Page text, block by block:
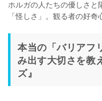
ホルガの人たちの優しさと
「怪しさ」。観る者の好奇
本当の「バリアフ
み出す大切さを教
ズ』